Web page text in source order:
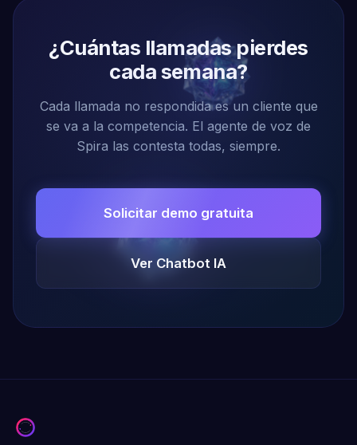
¿Cuántas llamadas pierdes
cada semana?
Cada llamada no respondida es un cliente que
se va a la competencia. El agente de voz de
Spira las contesta todas, siempre.
Solicitar demo gratuita
Ver Chatbot IA